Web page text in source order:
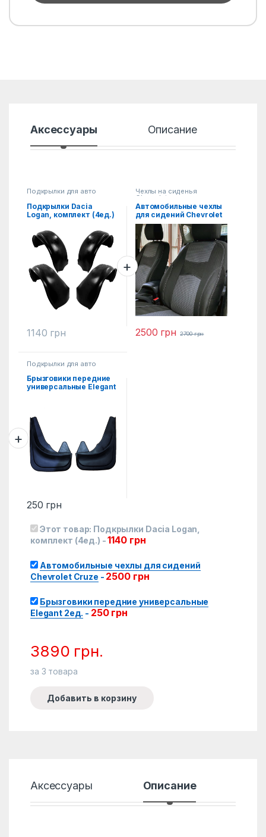
Аксессуары Описание
Подкрылки для авто
Подкрылки Dacia
Logan, комплект (4ед.)
1140 грн
Чехлы на сиденья
Chevrolet
Автомобильные чехлы
для сидений Chevrolet
Cruze
2500 грн 2700грн
Подкрылки для авто
Брызговики передние
универсальные Elegant
250 грн
Этот товар: Подкрылки Dacia Logan,
комплект (4ед.) -1140 грн
Автомобильные чехлы для сидений
Chevrolet Cruze - 2500 грн
Брызговики передние универсальные
Elegant 2ед. - 250 грн
3890 грн.
за 3 товара
Добавить в корзину
Аксессуары Описание